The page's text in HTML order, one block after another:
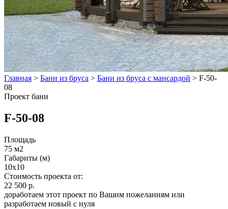
Главная > Бани из бруса > Бани из бруса с мансардой > F-50-
08
Проект бани
F-50-08
Площадь
75 м2
Габариты (м)
10х10
Стоимость проекта от:
22 500 р.
доработаем этот проект по Вашим пожеланиям или
разработаем новый с нуля